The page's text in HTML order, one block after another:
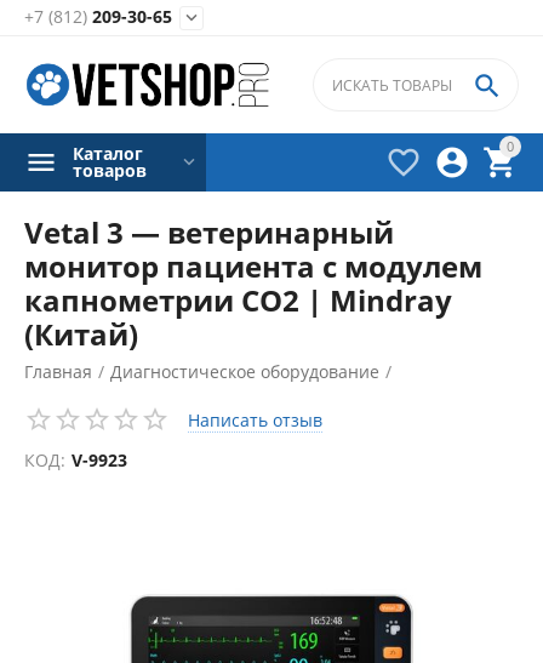
+7 (812) 209-30-65 
0




Каталог
товаров
Vetal 3 — ветеринарный
монитор пациента с модулем
капнометрии CO2 | Mindray
(Китай)
Главная / Диагностическое оборудование /
Ветеринарные мониторы /
Написать отзыв
КОД: V-9923